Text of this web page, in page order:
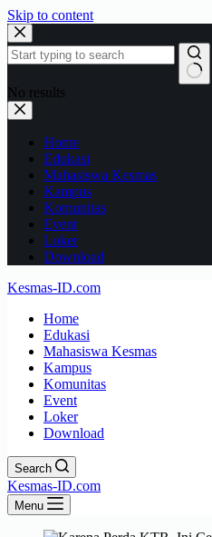
Skip to content
No results
Home
Edukasi
Mahasiswa Kesmas
Kampus
Komunitas
Event
Loker
Download
Kesmas-ID.com
Home
Edukasi
Mahasiswa Kesmas
Kampus
Komunitas
Event
Loker
Download
Search
Kesmas-ID.com
Menu